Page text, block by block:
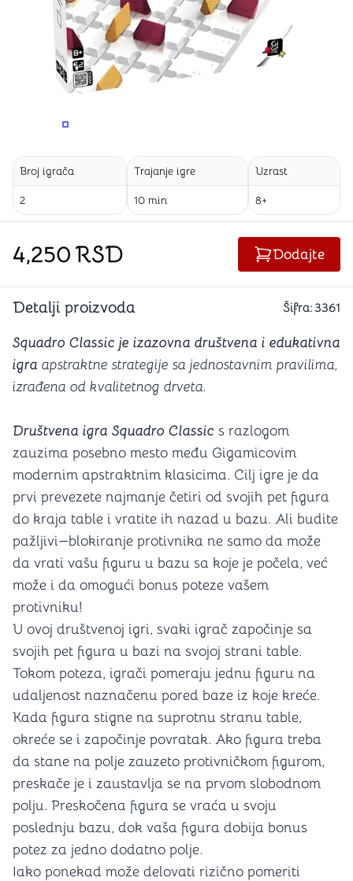
PROMENITE UGAO GLEDANJA
Broj igrača
2
Trajanje igre
10 min
Uzrast
8+
4,250RSD Dodajte
Detalji proizvoda Šifra:3361
Squadro Classic je izazovna društvena i edukativna
igra apstraktne strategije sa jednostavnim pravilima,
izrađena od kvalitetnog drveta.
Društvena igra Squadro Classic s razlogom
zauzima posebno mesto među Gigamicovim
modernim apstraktnim klasicima. Cilj igre je da
prvi prevezete najmanje četiri od svojih pet figura
do kraja table i vratite ih nazad u bazu. Ali budite
pažljivi—blokiranje protivnika ne samo da može
da vrati vašu figuru u bazu sa koje je počela, već
može i da omogući bonus poteze vašem
protivniku!
U ovoj društvenoj igri, svaki igrač započinje sa
svojih pet figura u bazi na svojoj strani table.
Tokom poteza, igrači pomeraju jednu figuru na
udaljenost naznačenu pored baze iz koje kreće.
Kada figura stigne na suprotnu stranu table,
okreće se i započinje povratak. Ako figura treba
da stane na polje zauzeto protivničkom figurom,
preskače je i zaustavlja se na prvom slobodnom
polju. Preskočena figura se vraća u svoju
poslednju bazu, dok vaša figura dobija bonus
potez za jedno dodatno polje.
Iako ponekad može delovati rizično pomeriti